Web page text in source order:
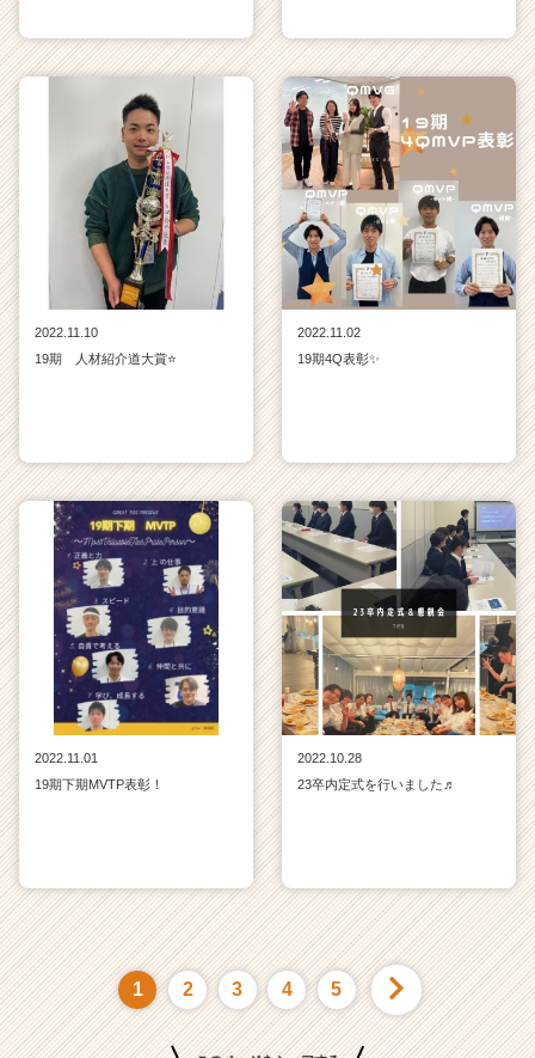
2022.11.10
19期 人材紹介道大賞⭐
2022.11.02
19期4Q表彰✨
2022.11.01
19期下期MVTP表彰！
2022.10.28
23卒内定式を行いました♬
1 2 3 4 5